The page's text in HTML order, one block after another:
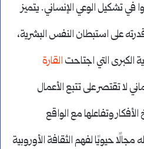
في تشكيل الوعي الإنساني. يتميز
على استبطان النفس البشرية،
الكبرى التي اجتاحت القارة
لا تقتصر على تتبع الأعمال
وتفاعلها مع الواقع
حيويًا لفهم الثقافة الأوروبية